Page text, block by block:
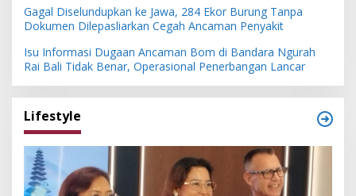
Gagal Diselundupkan ke Jawa, 284 Ekor Burung Tanpa
Dokumen Dilepasliarkan Cegah Ancaman Penyakit
Isu Informasi Dugaan Ancaman Bom di Bandara Ngurah
Rai Bali Tidak Benar, Operasional Penerbangan Lancar
Lifestyle